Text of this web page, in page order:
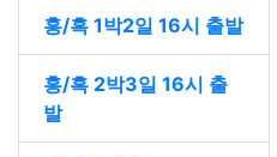
홍/흑 1박2일 16시 출발
홍/흑 2박3일 16시 출
발